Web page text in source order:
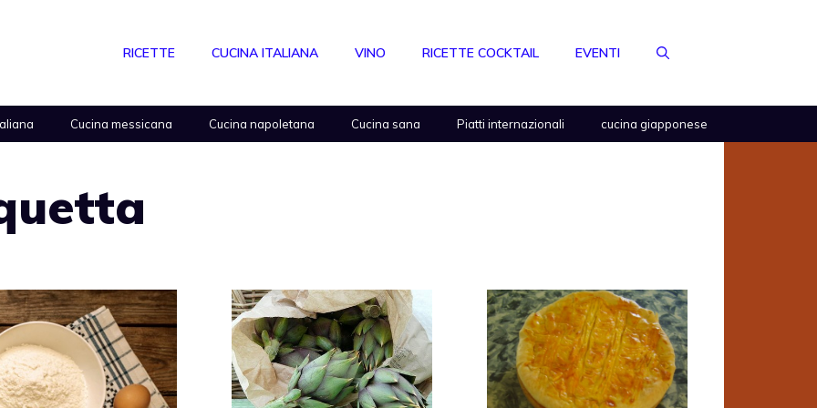
RICETTE CUCINA ITALIANA VINO RICETTE COCKTAIL EVENTI
Cucina messicana Cucina napoletana Cucina sana Piatti internazionali cucina giapponese